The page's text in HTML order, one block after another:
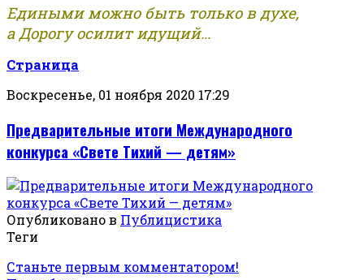
Едиными можно быть только в духе,
а Дорогу осилит идущий...
Страница
Воскресенье, 01 ноября 2020 17:29
Предварительные итоги Международного
конкурса «Свете Тихий — детям»
Опубликовано в Публицистика
Теги
Станьте первым комментатором!